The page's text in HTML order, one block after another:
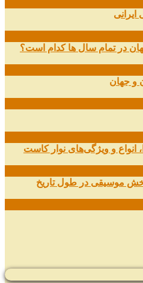
در تمام سال ها کدام است؟
و جهان
و ویژگی‌های نوار کاست
موسیقی در طول تاریخ